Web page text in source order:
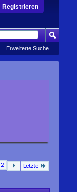
Registrieren
Erweiterte Suche
2 Letzte